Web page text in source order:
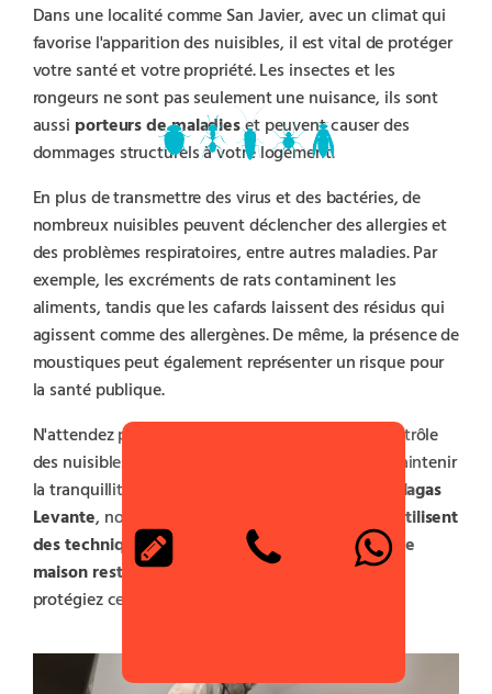
Dans une localité comme San Javier, avec un climat qui
favorise l'apparition des nuisibles, il est vital de protéger
votre santé et votre propriété. Les insectes et les
rongeurs ne sont pas seulement une nuisance, ils sont
aussi porteurs de maladieset peuvent causer des
dommages structurels à votre logement.
En plus de transmettre des virus et des bactéries, de
nombreux nuisibles peuvent déclencher des allergies et
des problèmes respiratoires, entre autres maladies. Par
exemple, les excréments de rats contaminent les
aliments, tandis que les cafards laissent des résidus qui
agissent comme des allergènes. De même, la présence de
moustiques peut également représenter un risque pour
la santé publique.
N'attendez pas que le problème s'aggrave. Un contrôle
des nuisibles adéquat est la meilleure façon de maintenir
la tranquillité dans votre foyer. Chez
Control de Plagas
Levante, nous disposons de
professionnels qui utilisent
des techniques sûres et efficaces pour que votre
maison reste exempte de nuisibles
et que vous
protégiez ceux que vous aimez le plus.